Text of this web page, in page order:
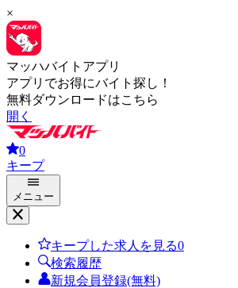
×
マッハバイトアプリ
アプリでお得にバイト探し！
無料ダウンロードはこちら
開く
0
キープ
メニュー
キープした求人を見る0
検索履歴
新規会員登録(無料)